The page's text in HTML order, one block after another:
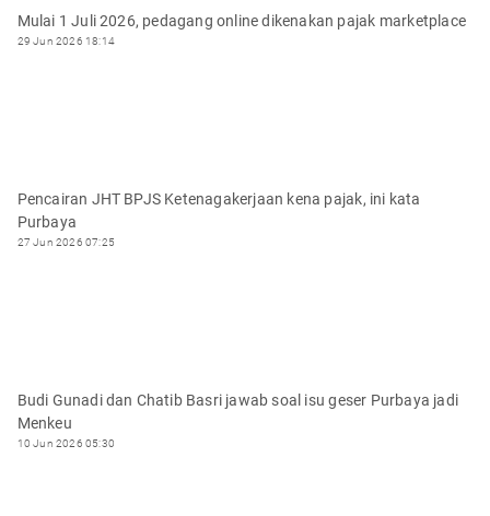
Mulai 1 Juli 2026, pedagang online dikenakan pajak marketplace
29 Jun 2026 18:14
Pencairan JHT BPJS Ketenagakerjaan kena pajak, ini kata
Purbaya
27 Jun 2026 07:25
Budi Gunadi dan Chatib Basri jawab soal isu geser Purbaya jadi
Menkeu
10 Jun 2026 05:30